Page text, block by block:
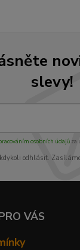
slevy!
osobních údajůza
kdykoli odhlásit.
VÁS